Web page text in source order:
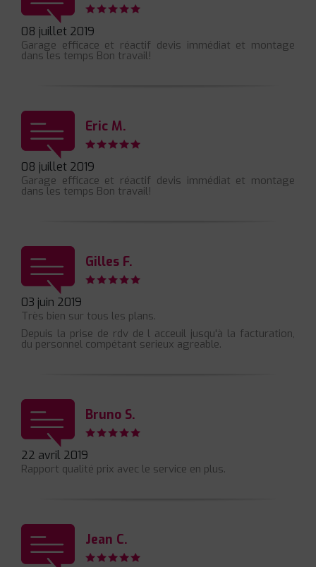
08 juillet 2019
Garage efficace et réactif devis immédiat et montage
dans les temps Bon travail!
Eric M.
08 juillet 2019
Garage efficace et réactif devis immédiat et montage
dans les temps Bon travail!
Gilles F.
03 juin 2019
Très bien sur tous les plans.
Depuis la prise de rdv de l acceuil jusqu'à la facturation,
du personnel compétant serieux agreable.
Bruno S.
22 avril 2019
Rapport qualité prix avec le service en plus.
Jean C.